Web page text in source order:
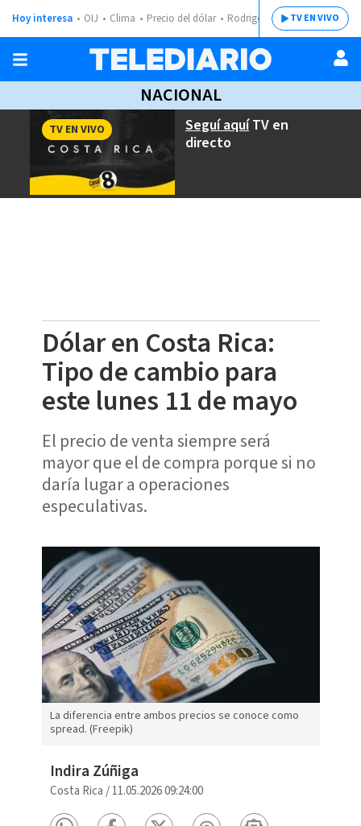
Hoy interesa OIJ Clima Precio del dólar Rodrigo ChavesTV EN VIVO
NACIONAL
Seguí aquíTV en
directo
TV EN VIVO
Dólar en Costa Rica:
Tipo de cambio para
este lunes 11 de mayo
El precio de venta siempre será
mayor que el de compra porque si no
daría lugar a operaciones
especulativas.
La diferencia entre ambos precios se conoce como
spread. (Freepik)
Indira Zúñiga
Costa Rica /11.05.2026 09:24:00